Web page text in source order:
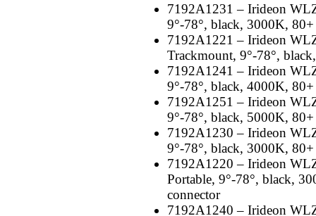
7192A1231 – Irideon
9°-78°, black, 3000K,
7192A1221 – Irideon
Trackmount, 9°-78°,
7192A1241 – Irideon
9°-78°, black, 4000K,
7192A1251 – Irideon
9°-78°, black, 5000K,
7192A1230 – Irideon
9°-78°, black, 3000K,
7192A1220 – Irideon
Portable, 9°-78°, black,
connector
7192A1240 – Irideon